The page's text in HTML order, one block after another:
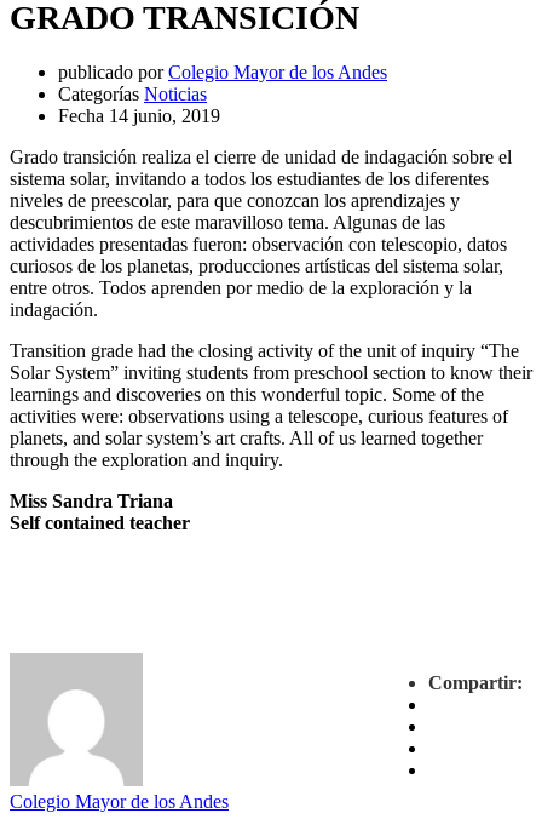
GRADO TRANSICIÓN
publicado por Colegio Mayor de los Andes
Categorías Noticias
Fecha 14 junio, 2019
Grado transición realiza el cierre de unidad de indagación sobre el
sistema solar, invitando a todos los estudiantes de los diferentes
niveles de preescolar, para que conozcan los aprendizajes y
descubrimientos de este maravilloso tema. Algunas de las
actividades presentadas fueron: observación con telescopio, datos
curiosos de los planetas, producciones artísticas del sistema solar,
entre otros. Todos aprenden por medio de la exploración y la
indagación.
Transition grade had the closing activity of the unit of inquiry “The
Solar System” inviting students from preschool section to know their
learnings and discoveries on this wonderful topic. Some of the
activities were: observations using a telescope, curious features of
planets, and solar system’s art crafts. All of us learned together
through the exploration and inquiry.
Miss Sandra Triana
Self contained teacher
Compartir:
Colegio Mayor de los Andes